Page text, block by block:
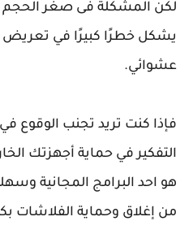
لكن المشكلة فى صغر
يشكل خطرًا كبيرًا في
عشوائي.
فإذا كنت تريد تجنب الوقوع
هو احد البرامج المجانية
من إغلاق وحماية الفلاشات